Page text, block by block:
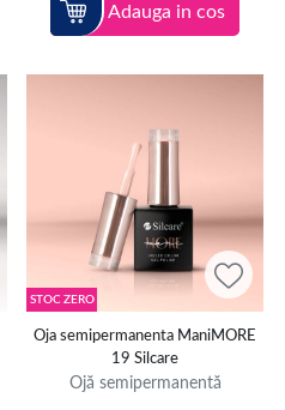
Adauga in cos
STOC ZERO
Oja semipermanenta ManiMORE
19 Silcare
Ojă semipermanentă